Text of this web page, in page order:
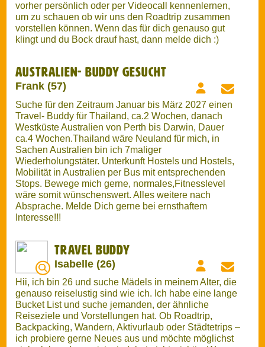
Travel Buddy
Isabelle (26)
Bucket List und suche jemanden, der ähnliche
Reiseziele und Vorstellungen hat. Ob Roadtrip,
Backpacking, Wandern, Aktivurlaub oder Städtetrips –
ich probiere gerne Neues aus und möchte möglichst
viel erleben. Luxus ist mir dabei nicht wichtig. Wenn
du ähnlich tickst, freue ich mich auf deine Nachricht.
... mehr
Work & travel Australien
Andi (29)
Hallo zusammen, anfang Oktober werde ich meine
einjährige work and travel Reise in Australien
antreten. Ich möchte mir in Sydney ( Startpunkt ) ein
Sehenswürdigkeiten. Ich bin eine sehr ruhige Person
und es soll einfach mal eine Art Lebenspause sein.
Keine Party o.Ä. Wenn du Interesse hast dann melde
dich gerne. grüsse andi
Anzeige